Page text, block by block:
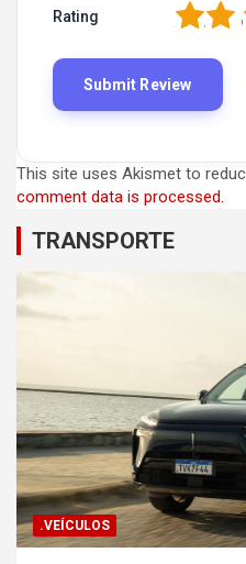
Rating 3
2
This site uses Akismet to
comment data is processed.
TRANSPORTE
.VEÍCULOS